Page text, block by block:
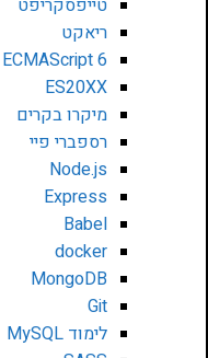
ריאקט
ECMAScript 6
ES20XX
מיקרו בקרים
רספברי פיי
Node.js
Express
Babel
docker
MongoDB
Git
לימוד MySQL